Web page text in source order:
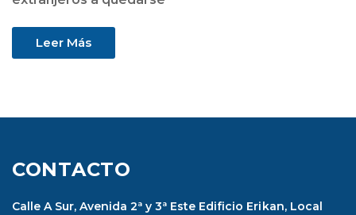
Leer Más
CONTACTO
Calle A Sur, Avenida 2ª y 3ª Este Edificio Erikan, Local